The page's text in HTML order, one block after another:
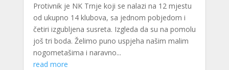
Protivnik je NK Trnje koji se nalazi na 12 mjestu
od ukupno 14 klubova, sa jednom pobjedom i
četiri izgubljena susreta. Izgleda da su na pomolu
još tri boda. Želimo puno uspjeha našim malim
nogometašima i naravno...
read more